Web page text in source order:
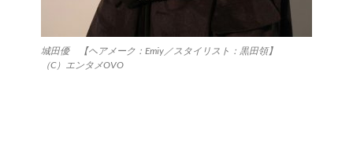
城田優 【ヘアメーク：Emiy／スタイリスト：黒田領】
（C）エンタメOVO